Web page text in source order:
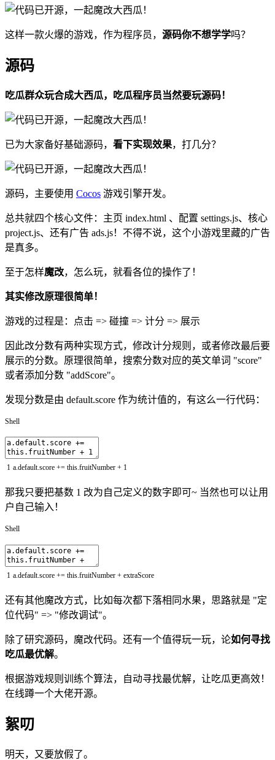
这样一款火爆的游戏，作为程序员， 源码你不想学学吗？
源码
吃瓜群众玩合成大西瓜，吃瓜程序员当然要玩源码！
已为大家备好基础源码， 看下实现效果，打几分？
源码，主要使用 Cocos 游戏引擎开发。
总共就四个核心文件：主页 index.html 、配置 settings.js、核心
project.js、还有广告 ads.js！不得不说，这个小游戏里藏的广告
是真多。
至于怎样魔改，怎么玩，就看各位的操作了！
其实修改原理很简单！
游戏的过程是：点击 => 碰撞 => 计分 => 展示
因此改分数有两种实现方式，修改计分规则，或者修改最后要
展示的分数。原理很简单，搜索分数对应的英文单词 "score"
或者添加分数 "addScore"。
发现分数是由 default.score 作为统计值的，有这么一行代码：
Shell
1 a.default.score += this.fruitNumber + 1
那我只要把基数 1 改为自己定义的数字即可~ 当然也可以让用
户自己输入！
Shell
1 a.default.score += this.fruitNumber + extraScore
还有其他魔改方式，比如每次都下落相同水果，思路就是 "定
位代码" => "修改调试"。
除了研究源码，魔改代码。还有一个值得玩一玩，论如何寻找
吃瓜最优解。
根据游戏规则训练个算法，自动寻找最优解，让吃瓜更高效！
在线蹲一个大佬开源。
絮叨
明天，又要放假了。